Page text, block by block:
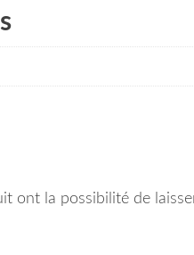
ont la possibilité de